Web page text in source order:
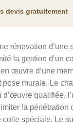
devis gratuitement
rénovation d’une
la gestion d’un
œuvre d’une
pose murale. Le
d’œuvre qualifiée,
la pénétration
colle spéciale. Le